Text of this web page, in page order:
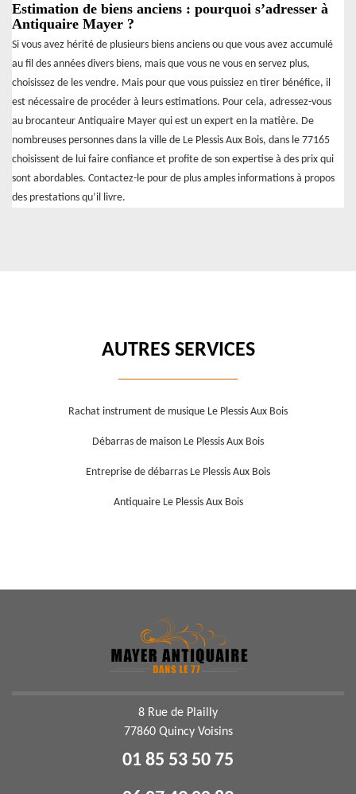
Estimation de biens anciens : pourquoi s’adresser à
Antiquaire Mayer ?
Si vous avez hérité de plusieurs biens anciens ou que vous avez accumulé
au fil des années divers biens, mais que vous ne vous en servez plus,
choisissez de les vendre. Mais pour que vous puissiez en tirer bénéfice, il
est nécessaire de procéder à leurs estimations. Pour cela, adressez-vous
au brocanteur Antiquaire Mayer qui est un expert en la matière. De
nombreuses personnes dans la ville de Le Plessis Aux Bois, dans le 77165
choisissent de lui faire confiance et profite de son expertise à des prix qui
sont abordables. Contactez-le pour de plus amples informations à propos
des prestations qu’il livre.
AUTRES SERVICES
Rachat instrument de musique Le Plessis Aux Bois
Débarras de maison Le Plessis Aux Bois
Entreprise de débarras Le Plessis Aux Bois
Antiquaire Le Plessis Aux Bois
8 Rue de Plailly
77860 Quincy Voisins
01 85 53 50 75